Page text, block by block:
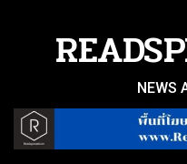
NEWS